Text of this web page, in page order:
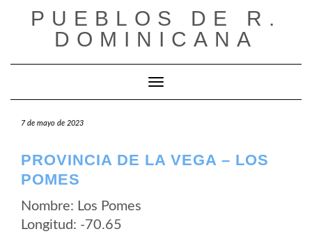
PUEBLOS DE R.
DOMINICANA
Cambiar modo de navegación
7 de mayo de 2023
PROVINCIA DE LA VEGA – LOS
POMES
Nombre: Los Pomes
Longitud: -70.65